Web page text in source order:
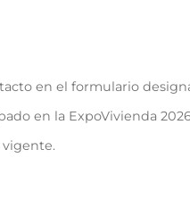
en el formulario
en la ExpoVivienda